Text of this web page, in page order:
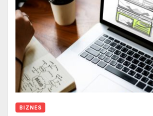
BIZNES